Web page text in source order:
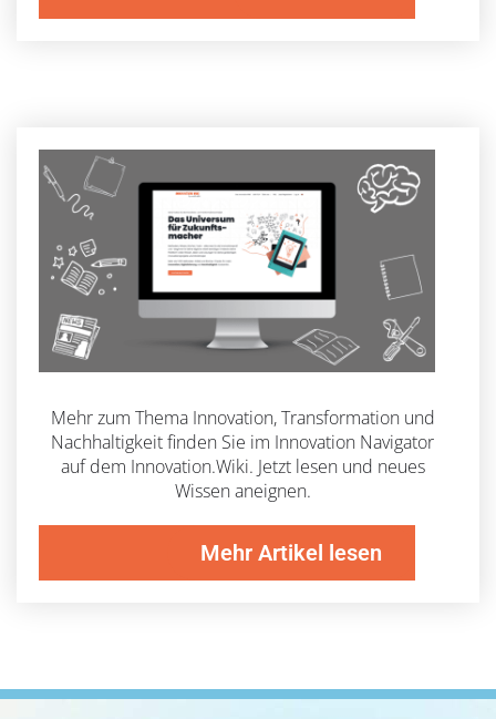
Mehr zum Thema Innovation, Transformation und
Nachhaltigkeit finden Sie im Innovation Navigator
auf dem Innovation.Wiki. Jetzt lesen und neues
Wissen aneignen.
Mehr Artikel lesen